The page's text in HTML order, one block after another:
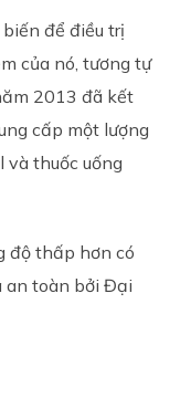
để điều trị
của nó, tương tự
2013 đã kết
cấp một lượng
thuốc uống
độ thấp hơn có
an toàn bởi Đại